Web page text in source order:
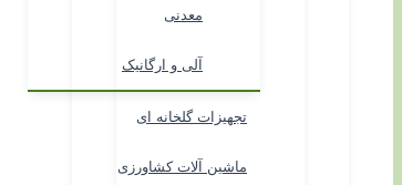
معدنی
آلی و ارگانیک
تجهیزات گلخانه ای
ماشین آلات کشاورزی